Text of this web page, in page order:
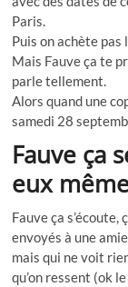
Paris.
Puis on achète pas
Mais Fauve ça te
parle tellement.
Alors quand une
samedi 28
Fauve ça
eux
Fauve ça
envoyés à une
mais qui ne voit
qu’on ressent (ok